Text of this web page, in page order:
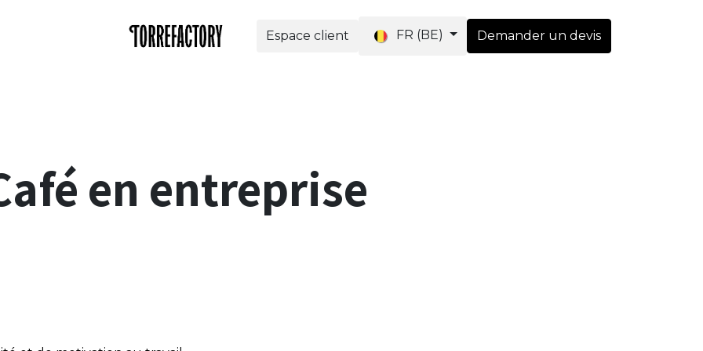
Espace client
FR (BE) Demander un devis
en entreprise